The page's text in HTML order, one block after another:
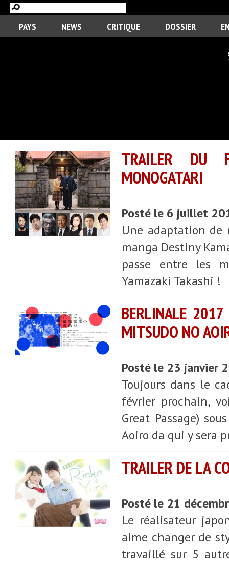
PAYS NEWS CRITIQUE DOSSIER
TRAILER DU
MONOGATARI
Posté le 6 juillet
Une adaptation de
manga Destiny
passe entre les
Yamazaki Takashi !
BERLINALE 2017
MITSUDO NO
Posté le 23 janvier
Toujours dans le
février prochain,
Great Passage)
Aoiro da qui y sera
TRAILER DE LA
Posté le 21
Le réalisateur
aime changer de
travaillé sur 5